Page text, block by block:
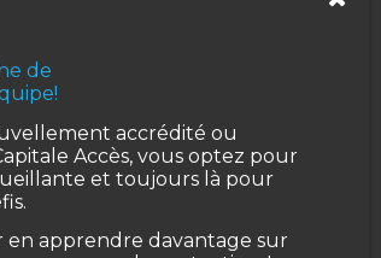
de
accrédité ou
Accès, vous optez pour
et toujours là pour
en apprendre davantage sur